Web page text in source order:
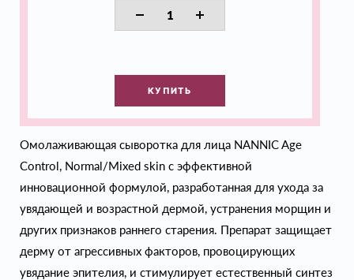
КУПИТЬ
Омолаживающая сыворотка для лица NANNIC Age
Control, Normal/Mixed skin с эффективной
инновационной формулой, разработанная для ухода за
увядающей и возрастной дермой, устранения морщин и
других признаков раннего старения. Препарат защищает
дерму от агрессивных факторов, провоцирующих
увядание эпителия, и стимулирует естественный синтез